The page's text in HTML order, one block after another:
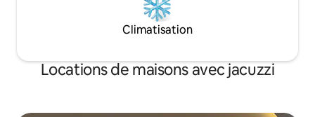
Climatisation
Locations de maisons avec jacuzzi